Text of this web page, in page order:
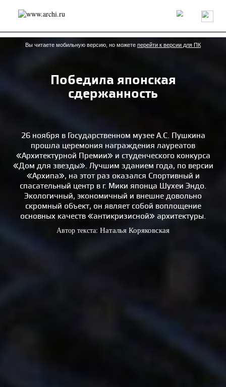
Россия Мир Технологии Интерьер Пресса
Архитекторы
Проекты
Конкурсы События Книги Вакансии
Анонсы конкурсов
Блог
Интервью Исследование
Дизайн
Иностранцы в России
Интерьер
Книги
Наследие Образование
Урбанистика
Эко
Вы читаете мобильную версию, но можете перейти к версии для ПК
Победила японская
сдержанность
26 ноября в Государственном музее А.С. Пушкина
прошла церемония награждения лауреатов
«Архитектурной Премии» и студенческого конкурса
«Дом для звезды». Лучшим зданием года, по версии
«Архипа», на этот раз оказался Спортивный и
спасательный центр в г. Мики японца Шухеи Эндо.
Экологичный, экономичный и внешне довольно
скромный объект, он являет собой воплощение
основных качеств «антикризисной» архитектуры.
Автор текста: Наталья Коряковская